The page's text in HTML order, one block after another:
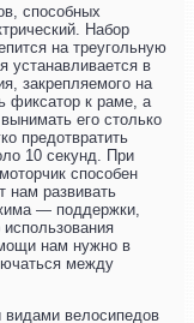
способных
Набор
на треугольную
устанавливается в
закрепляемого на
фиксатор к раме, а
его столько
предотвратить
10 секунд. При
способен
нам развивать
— поддержки,
нам нужно в
между
видами велосипедов